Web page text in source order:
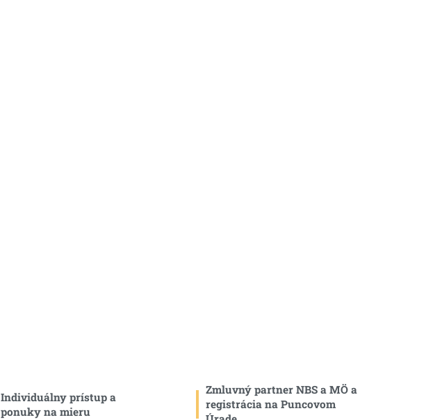
Individuálny prístup a
ponuky na mieru
Zmluvný partner NBS a MÖ a
registrácia na Puncovom